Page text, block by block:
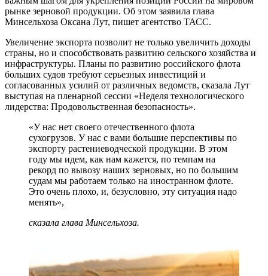
рынке зерновой продукции. Об этом заявила глава
Минсельхоза Оксана Лут, пишет агентство ТАСС.
Увеличение экспорта позволит не только увеличить доходы
страны, но и способствовать развитию сельского хозяйства и
инфраструктуры. Планы по развитию российского флота
больших судов требуют серьезных инвестиций и
согласованных усилий от различных ведомств, сказала Лут
выступая на пленарной сессии «Неделя технологического
лидерства: Продовольственная безопасность».
«У нас нет своего отечественного флота
сухогрузов. У нас с вами большие перспективы по
экспорту растениеводческой продукции. В этом
году мы идем, как нам кажется, по темпам на
рекорд по вывозу наших зерновых, но по большим
судам мы работаем только на иностранном флоте.
Это очень плохо, и, безусловно, эту ситуация надо
менять»,
сказала глава Минсельхоза.